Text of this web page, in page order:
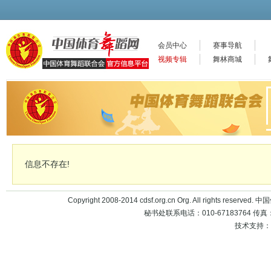
会员中心
赛事导航
视频专辑
舞林商城
信息不存在!
Copyright 2008-2014 cdsf.org.cn Org. All rights reserved. 中
秘书处联系电话：010-67183764 传
技术支持